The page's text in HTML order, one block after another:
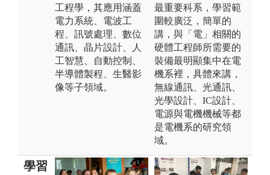
工程學，其應用涵蓋
電力系統、電波工
程、訊號處理、數位
通訊、晶片設計、人
工智慧、自動控制、
半導體製程、生醫影
像等子領域。
最重要科系，學習範
圍較廣泛，簡單的
講，與「電」相關的
硬體工程師所需要的
裝備最明顯集中在電
機系裡，具體來講，
無線通訊、光通訊、
光學設計、IC設計、
電源與電機機械等都
是電機系的研究領
域。
學習